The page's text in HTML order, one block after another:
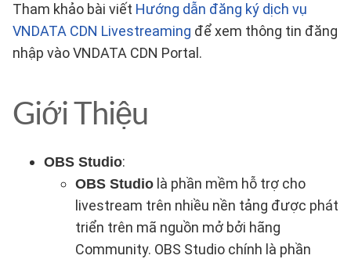
Tham khảo bài viết Hướng dẫn đăng ký dịch vụ
VNDATA CDN Livestreaming để xem thông tin đăng
nhập vào VNDATA CDN Portal.
Giới Thiệu
OBS Studio:
OBS Studio là phần mềm hỗ trợ cho
livestream trên nhiều nền tảng được phát
triển trên mã nguồn mở bởi hãng
Community. OBS Studio chính là phần